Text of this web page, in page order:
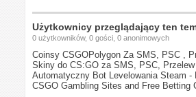
Użytkownicy przeglądający ten
0 użytkowników, 0 gości, 0 anonimowych
Coinsy CSGOPolygon Za SMS, PSC ,
Skiny do CS:GO za SMS, PSC,
Automatyczny Bot Levelowania Steam -
CSGO Gambling Sites and Free Betting